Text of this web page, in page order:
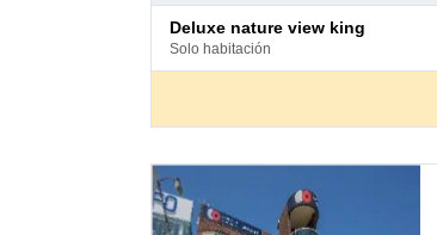
deluxe nature view king
solo habitación